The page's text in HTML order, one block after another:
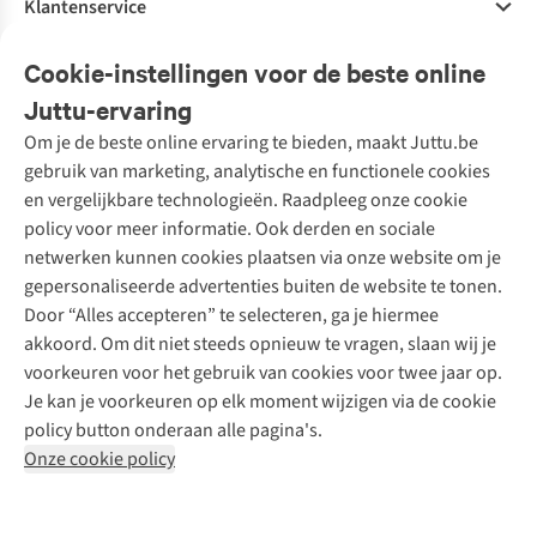
Cookie-instellingen voor de beste online
Juttu-ervaring
Om je de beste online ervaring te bieden, maakt Juttu.be
gebruik van marketing, analytische en functionele cookies
en vergelijkbare technologieën. Raadpleeg onze cookie
policy voor meer informatie. Ook derden en sociale
netwerken kunnen cookies plaatsen via onze website om je
gepersonaliseerde advertenties buiten de website te tonen.
Door “Alles accepteren” te selecteren, ga je hiermee
akkoord. Om dit niet steeds opnieuw te vragen, slaan wij je
voorkeuren voor het gebruik van cookies voor twee jaar op.
Je kan je voorkeuren op elk moment wijzigen via de cookie
policy button onderaan alle pagina's.
Onze cookie policy
Klantenservice
Bestellen
Betalen
10% studentenkorting
Klarna - achteraf betalen
Levering
Retourneren
Bestelling herroepen
Garantie
Contact
Onze diensten
Tweedehands - ReJUsed
Kledingatelier
Personal shopping
Textielbox
Events / workshops
Juttu
Over ons
Juttu Friends
Inspiratie
Werken bij Juttu
Onze winkels
De wereld van Juttu
Verantwoord ondernemen
Toegankelijkheidsverklaring
Merken
Nathalie Vleeschouwer
Selected dames
HKLiving
Dickies
Sessùn
Strom
O My Bag
Revolution
Meld je aan voor de nieuwsbrief
Follow us